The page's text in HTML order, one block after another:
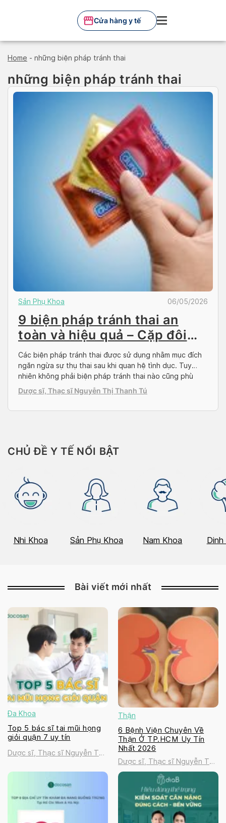
Cửa hàng y tế
Home - những biện pháp tránh thai
những biện pháp tránh thai
Sản Phụ Khoa 06/05/2026
9 biện pháp tránh thai an
toàn và hiệu quả – Cặp đôi
nên áp dụng
Các biện pháp tránh thai được sử dụng nhằm mục đích
ngăn ngừa sự thụ thai sau khi quan hệ tình dục. Tuy
nhiên không phải biện pháp tránh thai nào cũng phù
hợp với mọi người. Bài viết sau đây sẽ cung cấp những
thông tin quan trọng cho bạn đọc về các biện […]
Dược sĩ, Thạc sĩ Nguyễn Thị Thanh Tú
CHỦ ĐỀ Y TẾ NỔI BẬT
Nhi Khoa Sản Phụ Khoa Nam Khoa Dinh
Bài viết mới nhất
Đa Khoa
Top 5 bác sĩ tai mũi họng
giỏi quận 7 uy tín
Dược sĩ, Thạc sĩ Nguyễn Thị
Thận
6 Bệnh Viện Chuyên Về
Thận Ở TP.HCM Uy Tín
Nhất 2026
Dược sĩ, Thạc sĩ Nguyễn Thị
Thanh Tú